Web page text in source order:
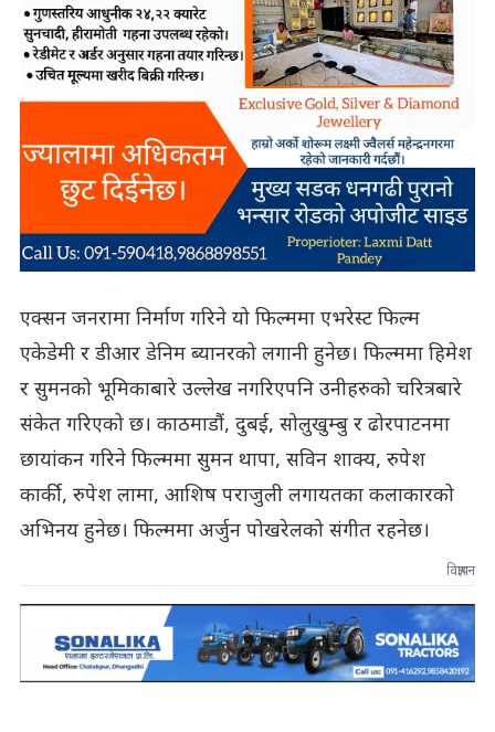
एक्सन जनरामा निर्माण गरिने यो फिल्ममा एभरेस्ट फिल्म
एकेडेमी र डीआर डेनिम ब्यानरको लगानी हुनेछ। फिल्ममा हिमेश
र सुमनको भूमिकाबारे उल्लेख नगरिएपनि उनीहरुको चरित्रबारे
संकेत गरिएको छ। काठमाडौं, दुबई, सोलुखुम्बु र ढोरपाटनमा
छायांकन गरिने फिल्ममा सुमन थापा, सविन शाक्य, रुपेश
कार्की, रुपेश लामा, आशिष पराजुली लगायतका कलाकारको
अभिनय हुनेछ। फिल्ममा अर्जुन पोखरेलको संगीत रहनेछ।
विज्ञापन